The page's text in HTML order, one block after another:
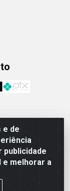
e de
publicidade
e melhorar a
Luiz W
Duro,